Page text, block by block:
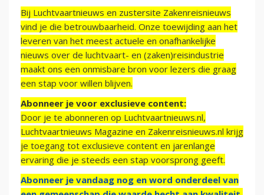
Bij Luchtvaartnieuws en zustersite Zakenreisnieuws
vind je die betrouwbaarheid. Onze toewijding aan het
leveren van het meest actuele en onafhankelijke
nieuws over de luchtvaart- en (zaken)reisindustrie
maakt ons een onmisbare bron voor lezers die graag
een stap voor willen blijven.
Abonneer je voor exclusieve content:
Door je te abonneren op Luchtvaartnieuws.nl,
Luchtvaartnieuws Magazine en Zakenreisnieuws.nl krijg
je toegang tot exclusieve content en jarenlange
ervaring die je steeds een stap voorsprong geeft.
Abonneer je vandaag nog en word onderdeel van